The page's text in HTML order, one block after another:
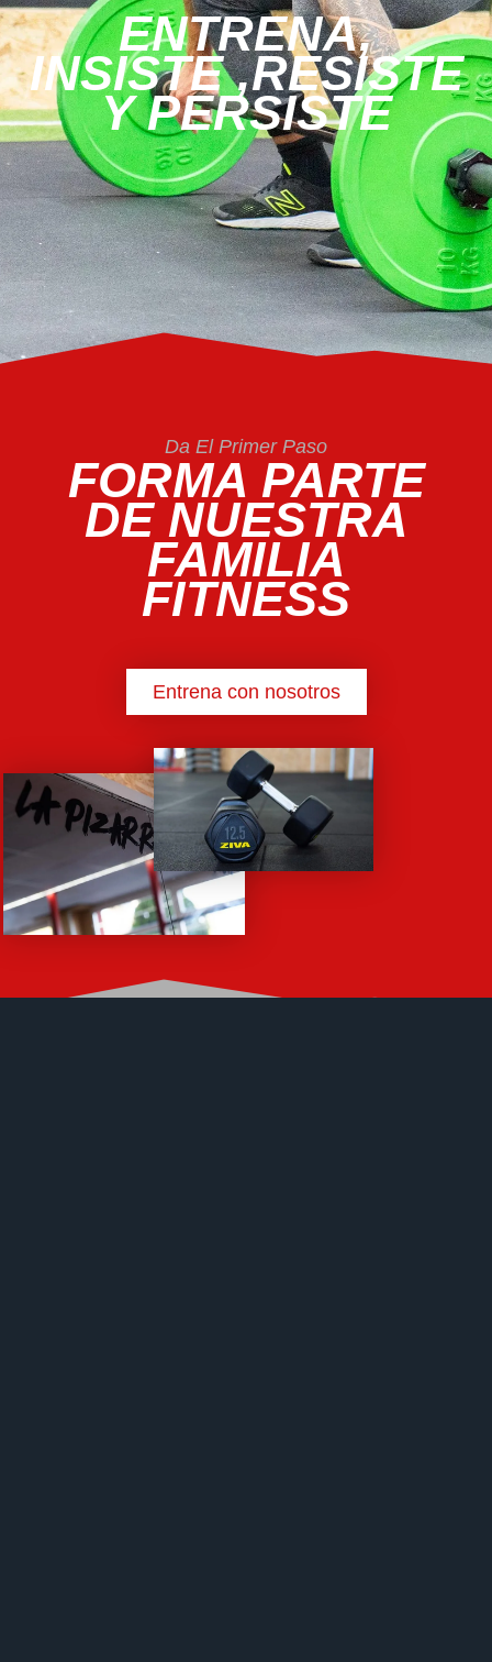
ENTRENA,
INSISTE ,RESISTE
Y PERSISTE
Da El Primer Paso
FORMA PARTE
DE NUESTRA
FAMILIA
FITNESS
Entrena con nosotros